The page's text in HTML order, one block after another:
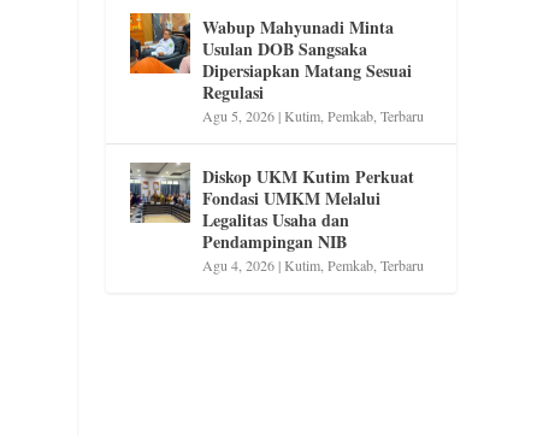
Wabup Mahyunadi Minta
Usulan DOB Sangsaka
Dipersiapkan Matang Sesuai
Regulasi
Agu 5, 2026|Kutim,Pemkab,Terbaru
Diskop UKM Kutim Perkuat
Fondasi UMKM Melalui
Legalitas Usaha dan
Pendampingan NIB
Agu 4, 2026|Kutim,Pemkab,Terbaru